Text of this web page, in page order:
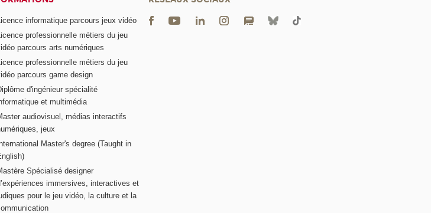
informatique parcours jeux vidéo
professionnelle métiers du jeu
parcours arts numériques
professionnelle métiers du jeu
parcours game design
d'ingénieur spécialité
et multimédia
audiovisuel, médias interactifs
jeux
Master's degree (Taught in
Spécialisé designer
immersives, interactives et
pour le jeu vidéo, la culture et la